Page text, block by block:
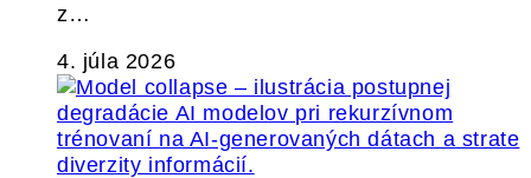
z…
4. júla 2026